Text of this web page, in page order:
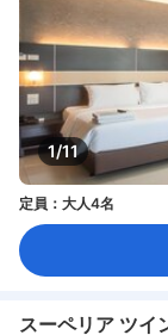
1/11
定員：大人4名
スーペリア ツイ